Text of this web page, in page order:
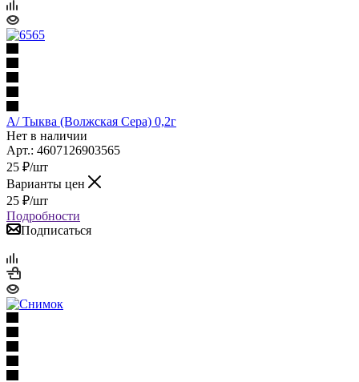
А/ Тыква (Волжская Сера) 0,2г
Нет в наличии
Арт.: 4607126903565
25 ₽/шт
Варианты цен
25 ₽/шт
Подробности
Подписаться